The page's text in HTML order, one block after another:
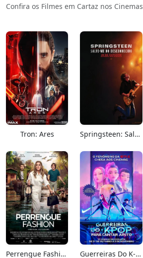
Confira os Filmes em Cartaz nos Cinemas
Tron: Ares Springsteen: Salve-me Do Desconhecido
Perrengue Fashion Guerreiras Do K-Pop: Para Cantar Junto